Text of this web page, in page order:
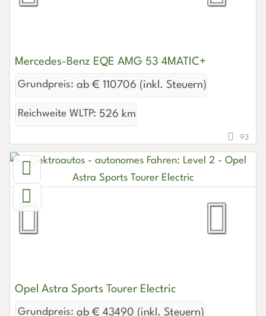
Mercedes-Benz EQE AMG 53 4MATIC+
Grundpreis: ab € 110706 (inkl. Steuern)
Reichweite WLTP: 526 km
93
Opel Astra Sports Tourer Electric
Grundpreis: ab € 43490 (inkl. Steuern)